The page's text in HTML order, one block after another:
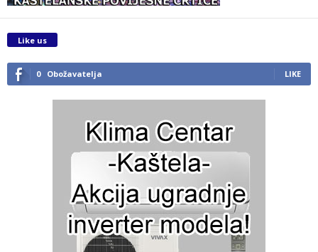
Like us
0 Obožavatelja LIKE